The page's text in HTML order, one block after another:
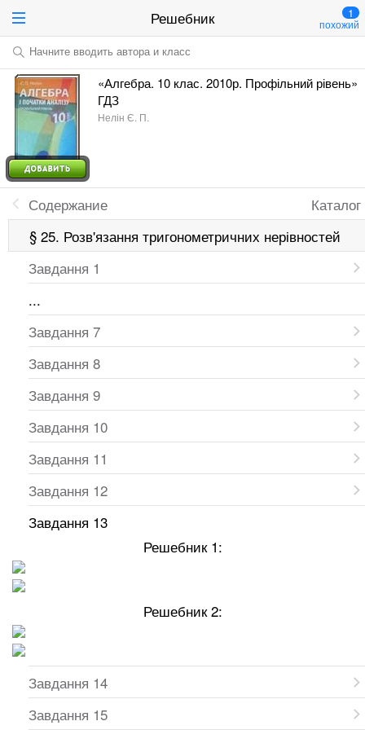
Решебник 1
похожий
Начните вводить автора и класс
«Алгебра. 10 клас. 2010р. Профільний рівень»
ГДЗ
Нелін Є. П.
Каталог
Содержание
§ 25. Розв'язання тригонометричних нерівностей
Завдання 1
...
Завдання 7
Завдання 8
Завдання 9
Завдання 10
Завдання 11
Завдання 12
Завдання 13
Решебник 1:
Решебник 2:
Завдання 14
Завдання 15